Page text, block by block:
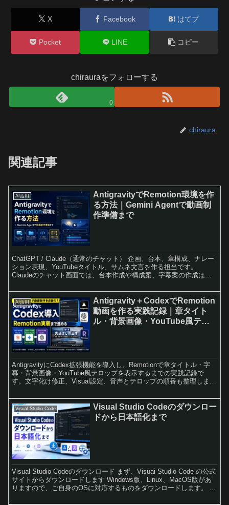
X Facebook はてブ
Pocket LINE コピー
chirauraをフォローする
0
chiraura
関連記事
AI活用
AntigravityでRemotion環境を作
る方法｜Gemini Agentで動画制
作準備まで
ChatGPT / Claude（通常のチャット） 企画、台本、章構成、ナレー
ション表現、YouTubeタイトル、サムネ文言を作る担当です。
Claudeのチャット画面では、台本作成や構成案、字幕案の作成はで
AI活用
Antigravity＋CodexでRemotion
動画を作る実践記録｜章タイト
ル・背景画像・YouTube風テロ
AntigravityにCodex拡張機能を導入し、Remotionで章タイトル・字
幕・背景画像・YouTube風テロップを表示するまでの実践記録で
す。文字化け修正、Visual設定、音声とテロップの順番も整理しま
Visual Studio Code
Visual Studio Codeのダウンロー
ドから日本語化まで
Visual Studio Codeのダウンロード まず、Visuai Studio Code の公式
サイトからダウンロードします Windows版、Linux、MacOS版があ
りますので、ご自身のOSに対応するものをダウンロードします。 ...